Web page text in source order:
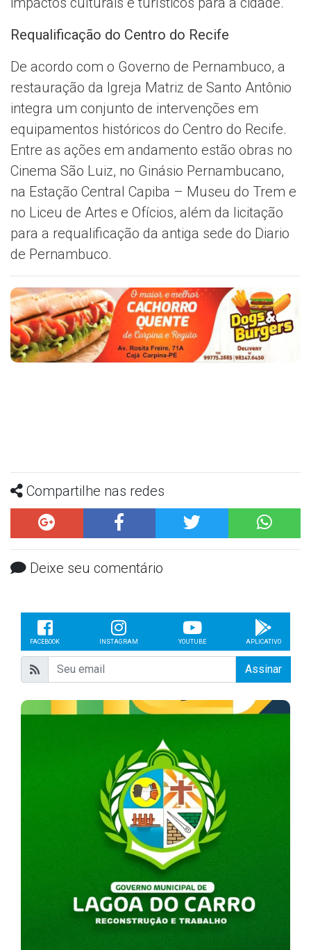
Requalificação do Centro do Recife
De acordo com o Governo de Pernambuco, a
restauração da Igreja Matriz de Santo Antônio
integra um conjunto de intervenções em
equipamentos históricos do Centro do Recife.
Entre as ações em andamento estão obras no
Cinema São Luiz, no Ginásio Pernambucano,
na Estação Central Capiba – Museu do Trem e
no Liceu de Artes e Ofícios, além da licitação
para a requalificação da antiga sede do Diario
de Pernambuco.
Compartilhe nas redes
Deixe seu comentário
FACEBOOK INSTAGRAM YOUTUBE APLICATIVO
Assinar